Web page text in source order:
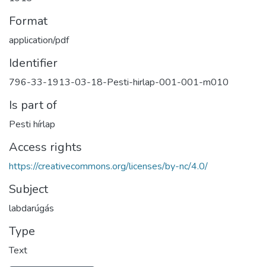
Format
application/pdf
Identifier
796-33-1913-03-18-Pesti-hirlap-001-001-m010
Is part of
Pesti hírlap
Access rights
https://creativecommons.org/licenses/by-nc/4.0/
Subject
labdarúgás
Type
Text